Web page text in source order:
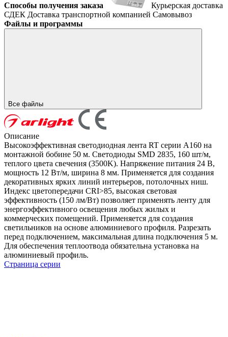
Способы получения заказа
Курьерская доставка
СДЕК Доставка транспортной компанией Самовывоз
Файлы и программы
Все файлы
Описание
Высокоэффективная светодиодная лента RT серии A160 на
монтажной бобине 50 м. Светодиоды SMD 2835, 160 шт/м,
теплого цвета свечения (3500K). Напряжение питания 24 В,
мощность 12 Вт/м, ширина 8 мм. Применяется для создания
декоративных ярких линий интерьеров, потолочных ниш.
Индекс цветопередачи CRI>85, высокая световая
эффективность (150 лм/Вт) позволяет применять ленту для
энергоэффективного освещения любых жилых и
коммерческих помещений. Применяется для создания
светильников на основе алюминиевого профиля. Разрезать
перед подключением, максимальная длина подключения 5 м.
Для обеспечения теплоотвода обязательна установка на
алюминиевый профиль.
Страница серии